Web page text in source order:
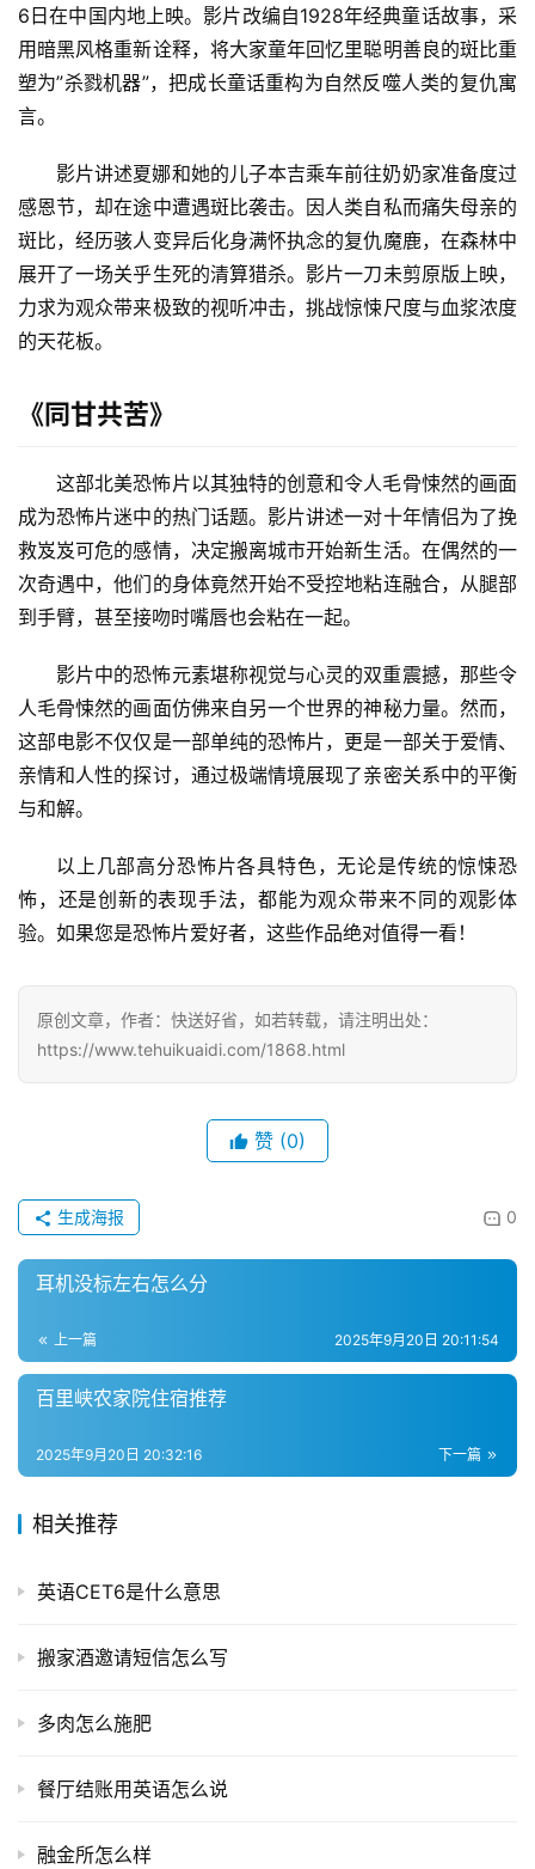
首
页
物
流
百
类
6日在中国内地上映。影片改编自1928年经典童话故事，采
用暗黑风格重新诠释，将大家童年回忆里聪明善良的斑比重
塑为”杀戮机器”，把成长童话重构为自然反噬人类的复仇寓
言。
影片讲述夏娜和她的儿子本吉乘车前往奶奶家准备度过
感恩节，却在途中遭遇斑比袭击。因人类自私而痛失母亲的
斑比，经历骇人变异后化身满怀执念的复仇魔鹿，在森林中
展开了一场关乎生死的清算猎杀。影片一刀未剪原版上映，
力求为观众带来极致的视听冲击，挑战惊悚尺度与血浆浓度
的天花板。
《同甘共苦》
这部北美恐怖片以其独特的创意和令人毛骨悚然的画面
成为恐怖片迷中的热门话题。影片讲述一对十年情侣为了挽
救岌岌可危的感情，决定搬离城市开始新生活。在偶然的一
次奇遇中，他们的身体竟然开始不受控地粘连融合，从腿部
到手臂，甚至接吻时嘴唇也会粘在一起。
影片中的恐怖元素堪称视觉与心灵的双重震撼，那些令
人毛骨悚然的画面仿佛来自另一个世界的神秘力量。然而，
这部电影不仅仅是一部单纯的恐怖片，更是一部关于爱情、
亲情和人性的探讨，通过极端情境展现了亲密关系中的平衡
与和解。
以上几部高分恐怖片各具特色，无论是传统的惊悚恐
怖，还是创新的表现手法，都能为观众带来不同的观影体
验。如果您是恐怖片爱好者，这些作品绝对值得一看！
原创文章，作者：快送好省，如若转载，请注明出处：
https://www.tehuikuaidi.com/1868.html
赞 (0)
0
生成海报
耳机没标左右怎么分
上一篇 2025年9月20日 20:11:54
百里峡农家院住宿推荐
下一篇
2025年9月20日 20:32:16
相关推荐
英语CET6是什么意思
搬家酒邀请短信怎么写
多肉怎么施肥
餐厅结账用英语怎么说
融金所怎么样